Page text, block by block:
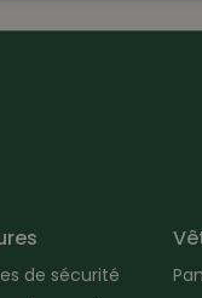
de sécurité